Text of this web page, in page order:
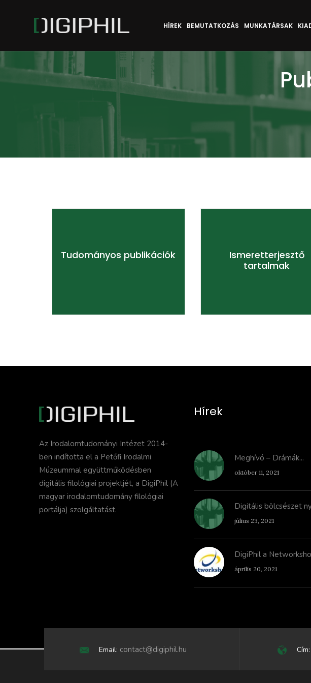
HÍREK BEMUTATKOZÁS MUNKATÁRSAK
Tudományos publikációk
TOVÁBB
Ismeretterjesztő
tartalmak
TOVÁBB
Az Irodalomtudományi Intézet 2014-
ben indította el a Petőfi Irodalmi
Múzeummal együttműködésben
digitális filológiai projektjét, a DigiPhil (A
magyar irodalomtudomány filológiai
portálja) szolgáltatást.
Hírek
Meghívó – Drámák...
október 11, 2021
Digitális bölcsészet
július 23, 2021
DigiPhil a
április 20, 2021
Email: contact@digiphil.hu Cím: